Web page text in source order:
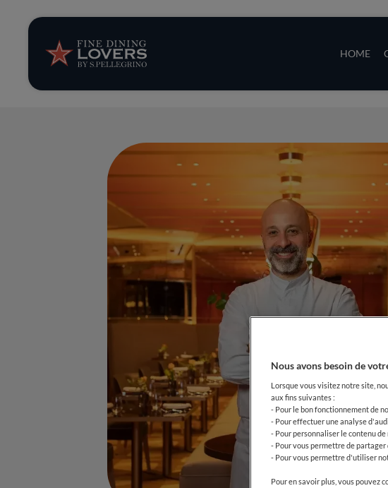
HOME
News et tendances
Recettes
Conseils et astuces
Séries
Nous avons besoin de
Lorsque vous visitez notre site,
aux fins suivantes :
- Pour le bon fonctionnement de
- Pour effectuer une analyse
- Pour personnaliser le contenu
- Pour vous permettre de
- Pour vous permettre d'utiliser
Pour en savoir plus, vous pouvez